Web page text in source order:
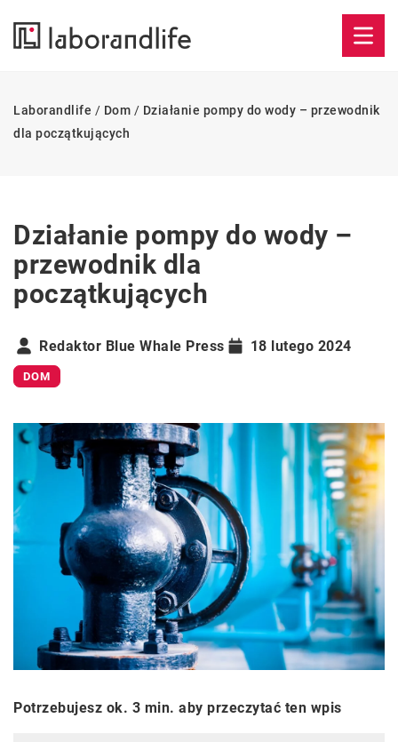
Laborandlife / Dom / Działanie pompy do wody – przewodnik
dla początkujących
Działanie pompy do wody –
przewodnik dla
początkujących
Redaktor Blue Whale Press 18 lutego 2024
DOM
Potrzebujesz ok. 3 min. aby przeczytać ten wpis